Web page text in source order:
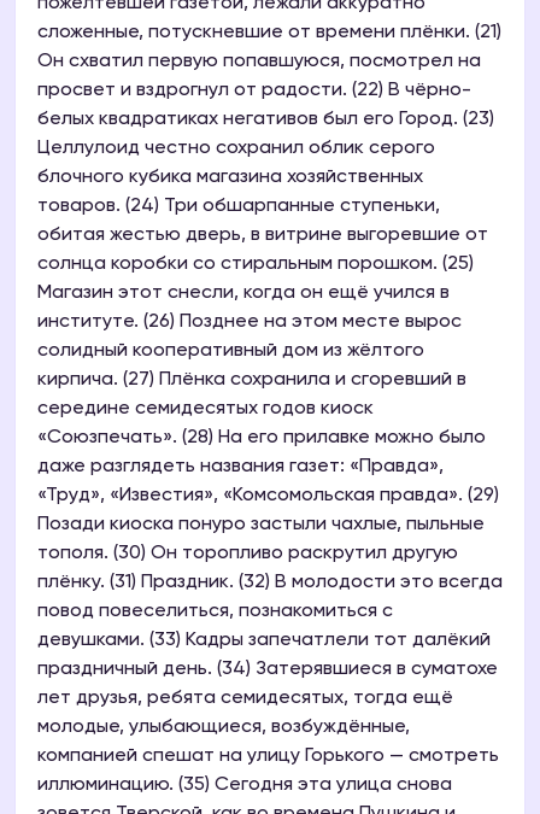
пожелтевшей газетой, лежали аккуратно
сложенные, потускневшие от времени плёнки. (21)
Он схватил первую попавшуюся, посмотрел на
просвет и вздрогнул от радости. (22) В чёрно-
белых квадратиках негативов был его Город. (23)
Целлулоид честно сохранил облик серого
блочного кубика магазина хозяйственных
товаров. (24) Три обшарпанные ступеньки,
обитая жестью дверь, в витрине выгоревшие от
солнца коробки со стиральным порошком. (25)
Магазин этот снесли, когда он ещё учился в
институте. (26) Позднее на этом месте вырос
солидный кооперативный дом из жёлтого
кирпича. (27) Плёнка сохранила и сгоревший в
середине семидесятых годов киоск
«Союзпечать». (28) На его прилавке можно было
даже разглядеть названия газет: «Правда»,
«Труд», «Известия», «Комсомольская правда». (29)
Позади киоска понуро застыли чахлые, пыльные
тополя. (30) Он торопливо раскрутил другую
плёнку. (31) Праздник. (32) В молодости это всегда
повод повеселиться, познакомиться с
девушками. (33) Кадры запечатлели тот далёкий
праздничный день. (34) Затерявшиеся в суматохе
лет друзья, ребята семидесятых, тогда ещё
молодые, улыбающиеся, возбуждённые,
компанией спешат на улицу Горького — смотреть
иллюминацию. (35) Сегодня эта улица снова